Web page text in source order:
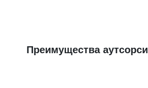
Преимущества